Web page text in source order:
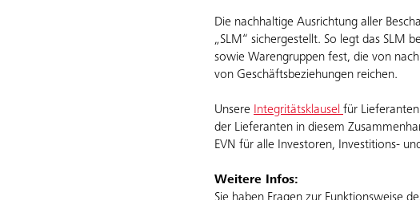
Die nachhaltige Ausrichtung aller
„SLM“ sichergestellt. So legt das SLM
sowie Warengruppen fest, die von
von Geschäftsbeziehungen reichen.
Unsere Integritätsklausel für
der Lieferanten in diesem
EVN für alle Investoren, Investitions-
Weitere Infos: